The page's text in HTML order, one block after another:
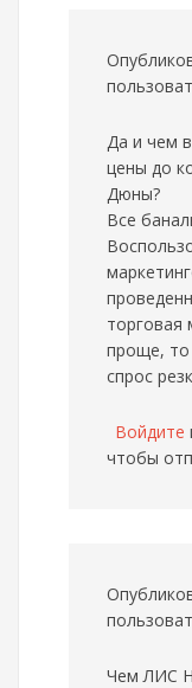
Да и чем
цены до
Дюны?
Все
торговая
проще, то
спрос
Войдите
чтобы
Чем ЛИС